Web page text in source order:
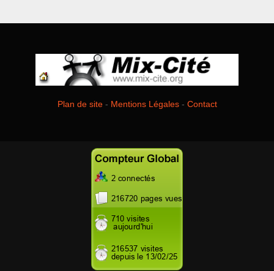
Plan de site- Mentions Légales- Contact